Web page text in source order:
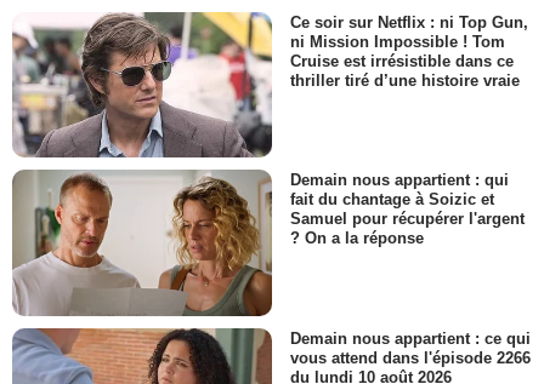
Ce soir sur Netflix : ni Top Gun,
ni Mission Impossible ! Tom
Cruise est irrésistible dans ce
thriller tiré d’une histoire vraie
Demain nous appartient : qui
fait du chantage à Soizic et
Samuel pour récupérer l'argent
? On a la réponse
Demain nous appartient : ce qui
vous attend dans l'épisode 2266
du lundi 10 août 2026